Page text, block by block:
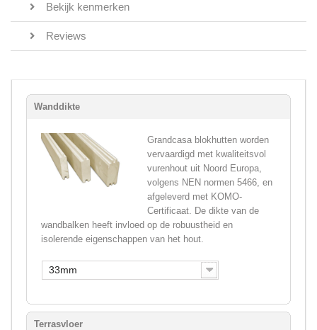
Bekijk kenmerken
Reviews
Wanddikte
Grandcasa blokhutten worden
vervaardigd met kwaliteitsvol
vurenhout uit Noord Europa,
volgens NEN normen 5466, en
afgeleverd met KOMO-
Certificaat. De dikte van de
wandbalken heeft invloed op de robuustheid en
isolerende eigenschappen van het hout.
33mm
Terrasvloer